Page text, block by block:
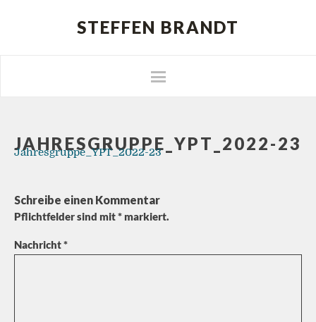
STEFFEN BRANDT
JAHRESGRUPPE_YPT_2022-23
Jahresgruppe_YPT_2022-23
Schreibe einen Kommentar
Pflichtfelder sind mit* markiert.
Nachricht*